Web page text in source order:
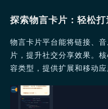
探索物言卡片：轻松打
物言卡片平台能将链接、
片，提升社交分享效果。
容类型，提供扩展和移动应